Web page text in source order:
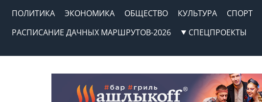
ПОЛИТИКА
ЭКОНОМИКА ОБЩЕСТВО КУЛЬТУРА СПОРТ
РАСПИСАНИЕ ДАЧНЫХ МАРШРУТОВ-2026
СПЕЦПРОЕКТЫ